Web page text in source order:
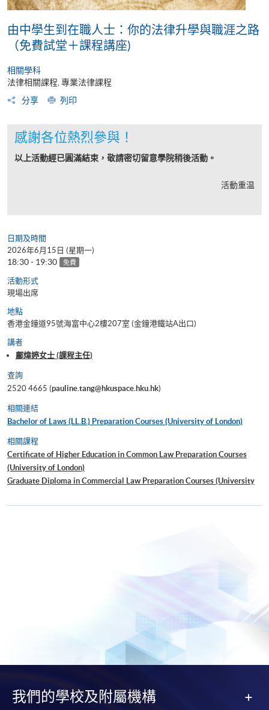
由中學生到在職人士：你的法律升學與職涯之路
（免費試堂＋課程講座)
相關學科
法律相關課程, 專業法律課程
分享
列印
感謝各位熱烈參與！
以上活動經已圓滿結束，敬請密切留意學院稍後活動。
活動重温
日期及時間
2026年6月15日 (星期一)
18:30 - 19:30 免費
活動形式
現場出席
地點
香港金鐘道95號海富中心2樓207室 (金鐘港鐵站A出口)
講者
鄺煒婷女士 (課程主任)
查詢
2520 4665 (pauline.tang@hkuspace.hku.hk)
相關連結
Bachelor of Laws (LL.B.) Preparation Courses (University of London)
相關課程
Certificate of Higher Education in Common Law Preparation Courses
(University of London)
Graduate Diploma in Commercial Law Preparation Courses (University
我們的學校及附屬機構